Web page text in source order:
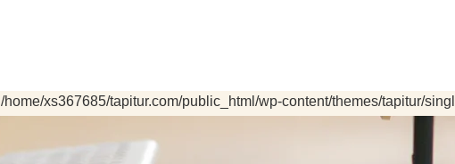
/home/xs367685/tapitur.com/public_html/wp-content/themes/tapitur/